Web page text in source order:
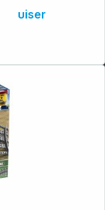
One Starcruiser